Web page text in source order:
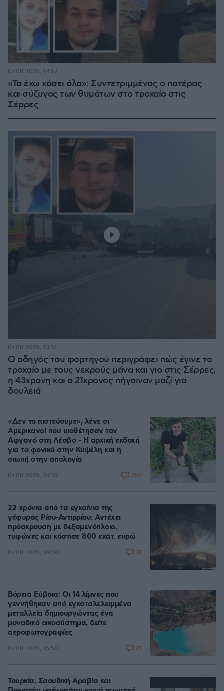
«Τα έχω χάσει όλα»: Συντετριμμένος ο πατέρας
και σύζυγος των θυμάτων στο τροχαίο στις
Σέρρες
07.08.2026, 14:57
Ο οδηγός του φορτηγού περιγράφει πώς έγινε το
τροχαίο με τους νεκρούς μάνα και γιο στις Σέρρες,
η 43χρονη και ο 21χρονος πήγαιναν μαζί για
δουλειά
07.08.2026, 13:17
«Δεν το πιστεύουμε», λένε οι
Αμερικανοί που υιοθέτησαν τον
Αφγανό στη Λέσβο - Η αρχική εκδοχή
για το φονικό στην Κυψέλη και η
σιωπή στην απολογία
07.08.2026, 07:19 356
22 χρόνια από τα εγκαίνια της
γέφυρας Ρίου-Αντιρρίου: Αντέχει
πρόσκρουση με δεξαμενόπλοιο,
τυφώνες και κόστισε 800 εκατ. ευρώ
07.08.2026, 09:08 31
Βόρεια Εύβοια: Οι 14 λίμνες που
γεννήθηκαν από εγκαταλελειμμένα
μεταλλεία δημιουργώντας ένα
μοναδικό οικοσύστημα, δείτε
αεροφωτογραφίες
07.08.2026, 15:58 21
Τουρκία, Σαουδική Αραβία και